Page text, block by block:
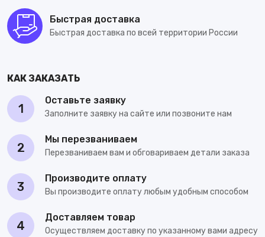
Быстрая доставка
Быстрая доставка по всей территории России
КАК ЗАКАЗАТЬ
1
Оставьте заявку
Заполните заявку на сайте или позвоните нам
2
Мы перезваниваем
Перезваниваем вам и обговариваем детали заказа
3
Производите оплату
Вы производите оплату любым удобным способом
4
Доставляем товар
Осуществляем доставку по указанному вами адресу